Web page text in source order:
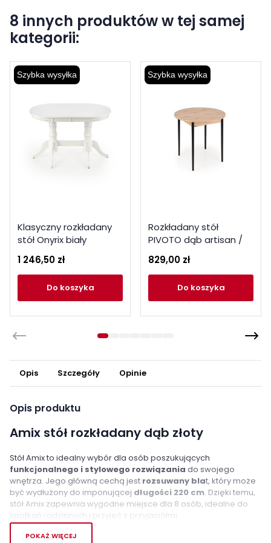
8 innych produktów w tej samej
kategorii:
Szybka wysyłka
Klasyczny rozkładany
stół Onyrix biały
1 246,50 zł
do koszyka
Szybka wysyłka
Rozkładany stół
PIVOTO dąb artisan /
829,00 zł
do koszyka
Opis Szczegóły Opinie
Opis produktu
Amix stół rozkładany dąb złoty
Stół Amix to idealny wybór dla osób poszukujących
funkcjonalnego i stylowego rozwiązania do swojego
wnętrza. Jego główną cechą jest rozsuwany blat, który może
być wydłużony do imponującej długości 220 cm. Dzięki temu,
stół Amix zapewnia wygodne miejsce dla 8 osób, idealne do
spotkań rodzinnych i przyjęć z przyjaciółmi.
Jego nowoczesna forma doskonale wpasowuje się zarówno w
POKAŻ WIĘCEJ